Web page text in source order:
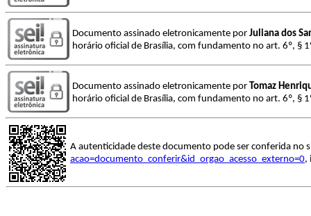
Documento assinado eletronicamente por Juliana dos
horário oficial de Brasília, com fundamento no art. 6º, §
Documento assinado eletronicamente por Tomaz
horário oficial de Brasília, com fundamento no art. 6º, §
A autenticidade deste documento pode ser conferida no
acao=documento_conferir&id_orgao_acesso_externo=0,